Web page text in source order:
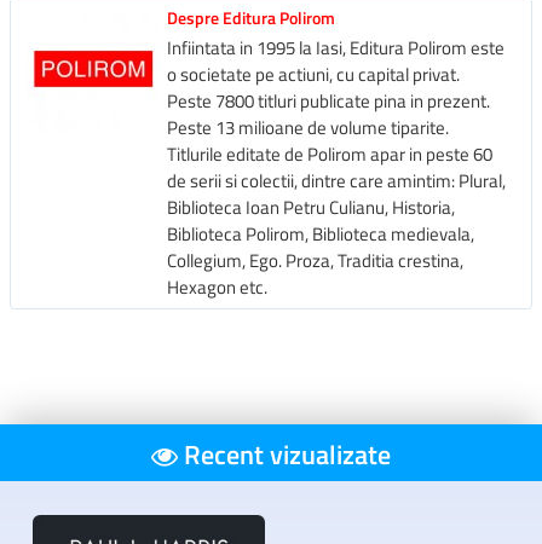
Despre Editura Polirom
Infiintata in 1995 la Iasi, Editura Polirom este
o societate pe actiuni, cu capital privat.
Peste 7800 titluri publicate pina in prezent.
Peste 13 milioane de volume tiparite.
Titlurile editate de Polirom apar in peste 60
de serii si colectii, dintre care amintim: Plural,
Biblioteca Ioan Petru Culianu, Historia,
Biblioteca Polirom, Biblioteca medievala,
Collegium, Ego. Proza, Traditia crestina,
Hexagon etc.
sau cred ceea ce le spun ceilalți? Harris propune răspunsuri
și explică de ce unele incertitudini rămân, explorând
totodată probleme mai largi referitoare la teoriile minții.
Recent vizualizate